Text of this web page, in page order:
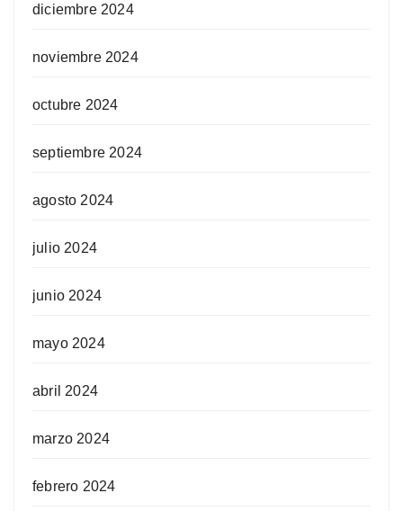
diciembre 2024
noviembre 2024
octubre 2024
septiembre 2024
agosto 2024
julio 2024
junio 2024
mayo 2024
abril 2024
marzo 2024
febrero 2024